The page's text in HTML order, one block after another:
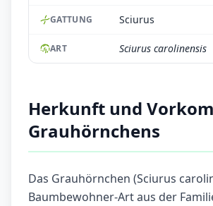
GATTUNG Sciurus
ART Sciurus carolinensis
Herkunft und
Grauhörnchens
Das Grauhörnchen (Sciurus
Baumbewohner-Art aus der